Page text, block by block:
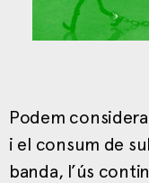
Podem
i el consum de
banda, l’ús